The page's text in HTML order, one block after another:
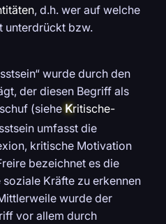
, d.h. wer auf welche
unterdrückt bzw.
wurde durch den
der diesen Begriff als
(siehe Kritische-
umfasst die
kritische Motivation
bezeichnet es die
Kräfte zu erkennen
wurde der
vor allem durch